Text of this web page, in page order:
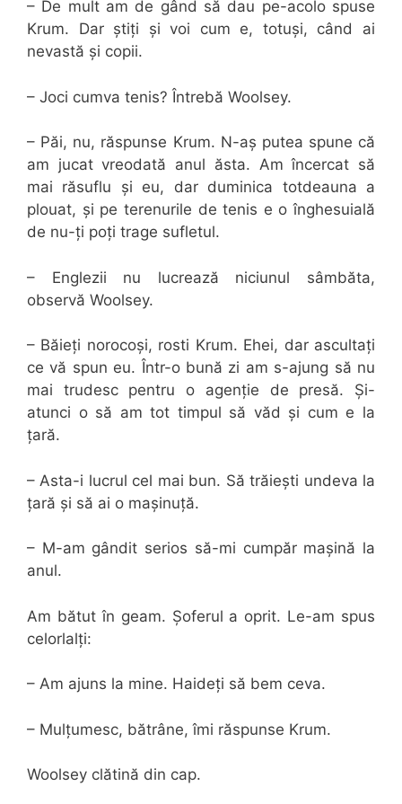
– De mult am de gând să dau pe-acolo spuse
Krum. Dar știți și voi cum e, totuși, când ai
nevastă și copii.
– Joci cumva tenis? Întrebă Woolsey.
– Păi, nu, răspunse Krum. N-aș putea spune că
am jucat vreodată anul ăsta. Am încercat să
mai răsuflu și eu, dar duminica totdeauna a
plouat, și pe terenurile de tenis e o înghesuială
de nu-ți poți trage sufletul.
– Englezii nu lucrează niciunul sâmbăta,
observă Woolsey.
– Băieți norocoși, rosti Krum. Ehei, dar ascultați
ce vă spun eu. Într-o bună zi am s-ajung să nu
mai trudesc pentru o agenție de presă. Și-
atunci o să am tot timpul să văd și cum e la
țară.
– Asta-i lucrul cel mai bun. Să trăiești undeva la
țară și să ai o mașinuță.
– M-am gândit serios să-mi cumpăr mașină la
anul.
Am bătut în geam. Șoferul a oprit. Le-am spus
celorlalți:
– Am ajuns la mine. Haideți să bem ceva.
– Mulțumesc, bătrâne, îmi răspunse Krum.
Woolsey clătină din cap.